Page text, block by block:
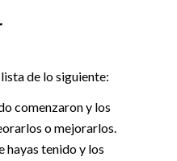
de lo siguiente:
comenzaron y los
o mejorarlos.
hayas tenido y los